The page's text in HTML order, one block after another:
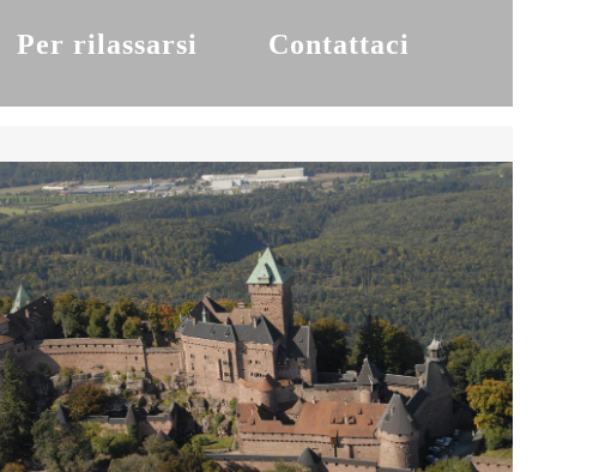
Per rilassarsi Contattaci